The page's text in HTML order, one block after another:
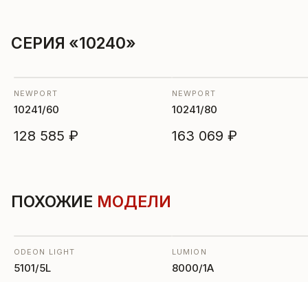
СЕРИЯ «10240»
NEWPORT
10241/60
128 585 ₽
NEWPORT
10241/80
163 069 ₽
ПОХОЖИЕ МОДЕЛИ
ODEON LIGHT
5101/5L
LUMION
8000/1A